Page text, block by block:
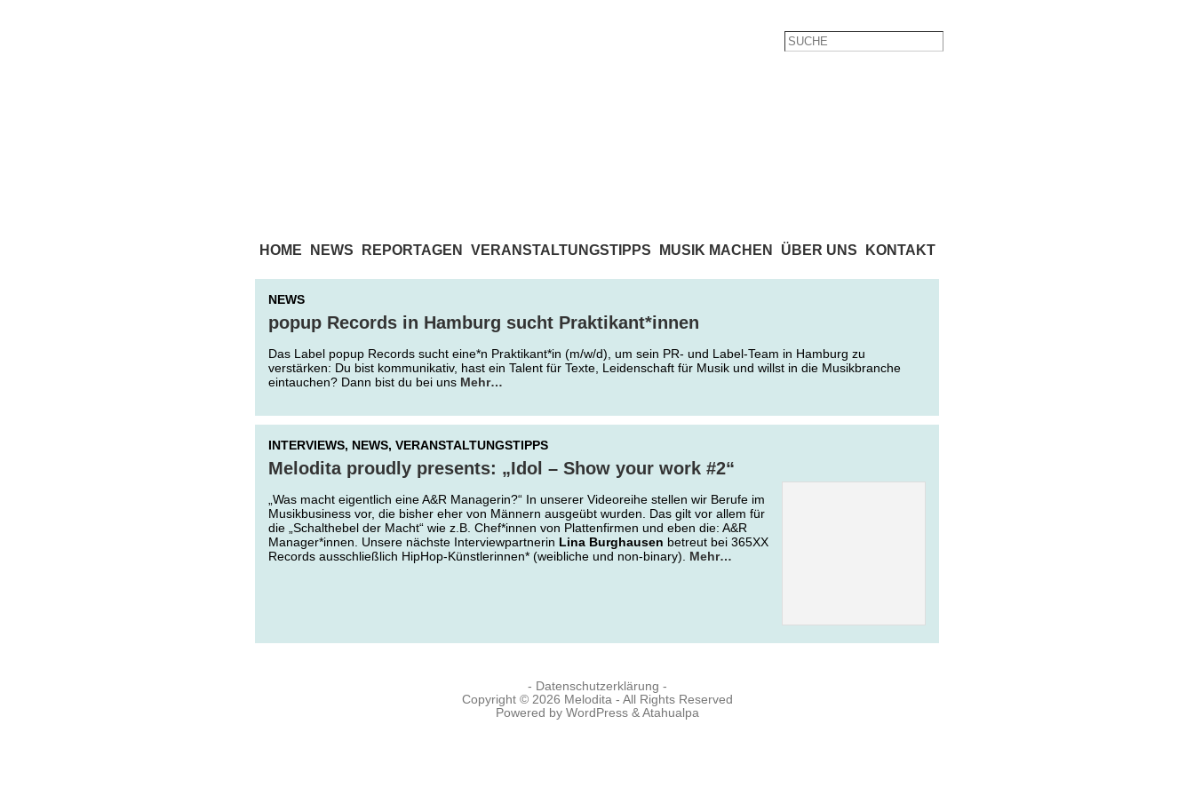
HOME NEWS REPORTAGEN VERANSTALTUNGSTIPPS MUSIK MACHEN ÜBER UNS KONTAKT
NEWS
popup Records in Hamburg sucht Praktikant*innen
Das Label popup Records sucht eine*n Praktikant*in (m/w/d), um sein PR- und Label-Team in Hamburg zu
verstärken: Du bist kommunikativ, hast ein Talent für Texte, Leidenschaft für Musik und willst in die Musikbranche
eintauchen? Dann bist du bei uns Mehr…
INTERVIEWS, NEWS, VERANSTALTUNGSTIPPS
Melodita proudly presents: „Idol – Show your work #2“
„Was macht eigentlich eine A&R Managerin?“ In unserer Videoreihe stellen wir Berufe im
Musikbusiness vor, die bisher eher von Männern ausgeübt wurden. Das gilt vor allem für
die „Schalthebel der Macht“ wie z.B. Chef*innen von Plattenfirmen und eben die: A&R
Manager*innen. Unsere nächste Interviewpartnerin Lina Burghausen betreut bei 365XX
Records ausschließlich HipHop-Künstlerinnen* (weibliche und non-binary). Mehr…
- Datenschutzerklärung -
Copyright © 2026 Melodita- All Rights Reserved
Powered by WordPress& Atahualpa